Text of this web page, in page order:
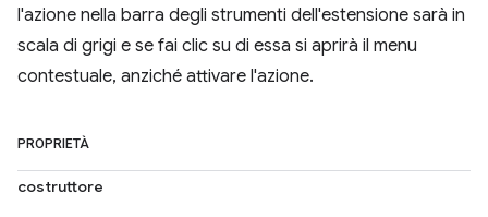
l'azione nella barra degli strumenti dell'estensione sarà in
scala di grigi e se fai clic su di essa si aprirà il menu
contestuale, anziché attivare l'azione.
PROPRIETÀ
costruttore